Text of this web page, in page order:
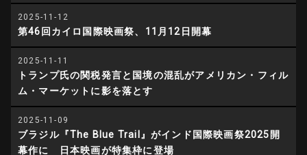
2025-11-12
第46回カイロ国際映画祭、11月12日開幕
2025-11-11
トランプ氏の関税発言と国境の混乱がアメリカン・フィル
ム・マーケットに影を落とす
2025-11-09
ブラジル『The Blue Trail』がインド国際映画祭2025開
幕作に 日本映画が特集枠に登場